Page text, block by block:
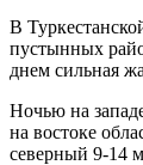
В
пустынных
днем сильная
Ночью на
на востоке
северный 9-14